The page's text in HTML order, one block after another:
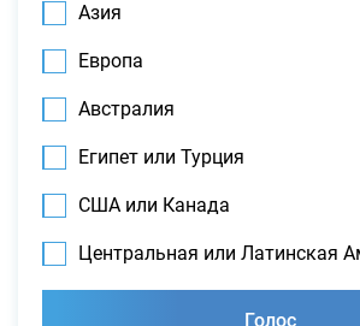
Азия
Европа
Австралия
Египет или Турция
США или Канада
Центральная или Латинская